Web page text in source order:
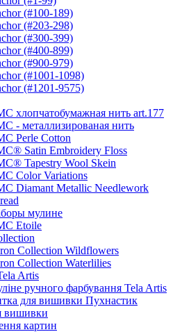
(#100-189)
(#203-298)
(#300-399)
(#400-899)
(#900-979)
(#1001-1098)
(#1201-9575)
хлопчатобумажная нить art.177
- металлизированая нить
Perle Cotton
Satin Embroidery Floss
Tapestry Wool Skein
Color Variations
Diamant Metallic Needlework
мулине
Etoile
Collection Wildflowers
Collection Waterlilies
Artis
ручного фарбування Tela Artis
для вишивки Пухнастик
вишивки
картин